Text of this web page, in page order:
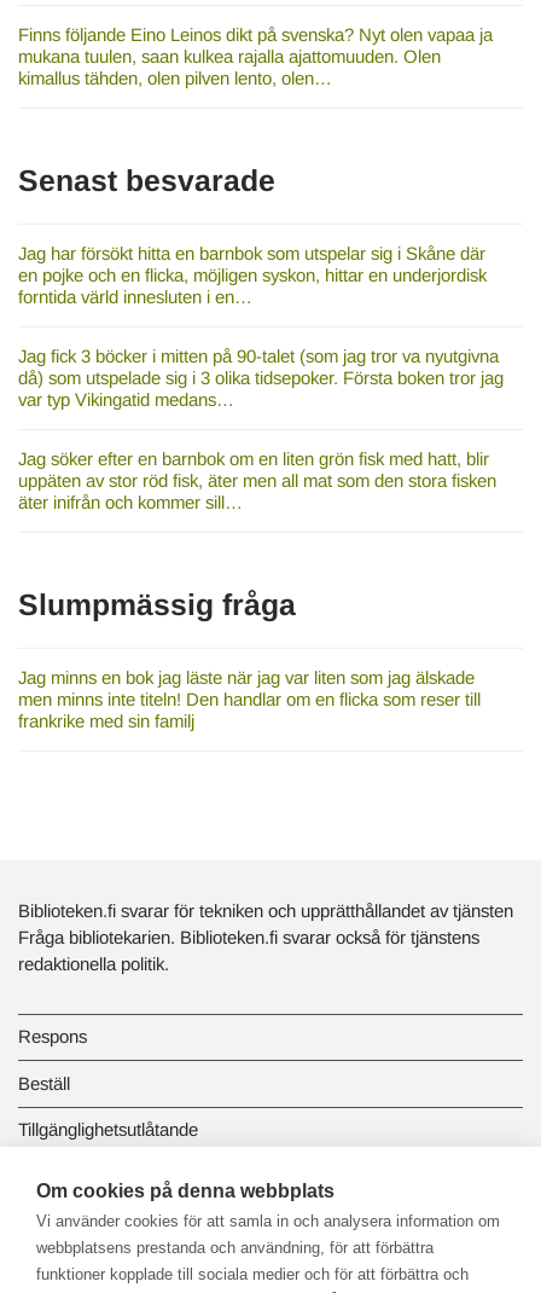
Finns följande Eino Leinos dikt på svenska? Nyt olen vapaa ja
mukana tuulen, saan kulkea rajalla ajattomuuden. Olen
kimallus tähden, olen pilven lento, olen…
Senast besvarade
Jag har försökt hitta en barnbok som utspelar sig i Skåne där
en pojke och en flicka, möjligen syskon, hittar en underjordisk
forntida värld innesluten i en…
Jag fick 3 böcker i mitten på 90-talet (som jag tror va nyutgivna
då) som utspelade sig i 3 olika tidsepoker. Första boken tror jag
var typ Vikingatid medans…
Jag söker efter en barnbok om en liten grön fisk med hatt, blir
uppäten av stor röd fisk, äter men all mat som den stora fisken
äter inifrån och kommer sill…
Slumpmässig fråga
Jag minns en bok jag läste när jag var liten som jag älskade
men minns inte titeln! Den handlar om en flicka som reser till
frankrike med sin familj
Biblioteken.fi svarar för tekniken och upprätthållandet av tjänsten
Fråga bibliotekarien. Biblioteken.fi svarar också för tjänstens
redaktionella politik.
Respons
Beställ
Tillgänglighetsutlåtande
Dataskydd och registerbeskrivningar
Länkbiblioteket
Om cookies på denna webbplats
Vi använder cookies för att samla in och analysera information om
webbplatsens prestanda och användning, för att förbättra
funktioner kopplade till sociala medier och för att förbättra och